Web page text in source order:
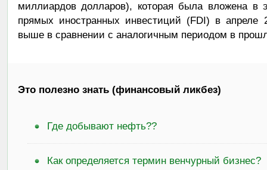
миллиардов долларов), которая была вложена в
прямых иностранных инвестиций (FDI) в апреле
выше в сравнении с аналогичным периодом в
Это полезно знать (финансовый ликбез)
Где добывают нефть??
Как определяется термин венчурный бизнес?